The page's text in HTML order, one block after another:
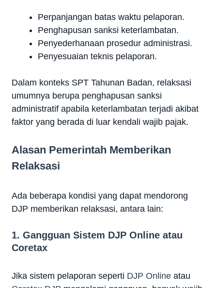
Perpanjangan batas waktu pelaporan.
Penghapusan sanksi keterlambatan.
Penyederhanaan prosedur administrasi.
Penyesuaian teknis pelaporan.
Dalam konteks SPT Tahunan Badan, relaksasi
umumnya berupa penghapusan sanksi
administratif apabila keterlambatan terjadi akibat
faktor yang berada di luar kendali wajib pajak.
Alasan Pemerintah Memberikan
Relaksasi
Ada beberapa kondisi yang dapat mendorong
DJP memberikan relaksasi, antara lain:
1. Gangguan Sistem DJP Online atau
Coretax
Jika sistem pelaporan seperti DJP Online atau